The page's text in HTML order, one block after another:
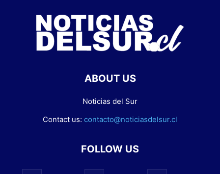
ABOUT US
Noticias del Sur
Contact us: contacto@noticiasdelsur.cl
FOLLOW US